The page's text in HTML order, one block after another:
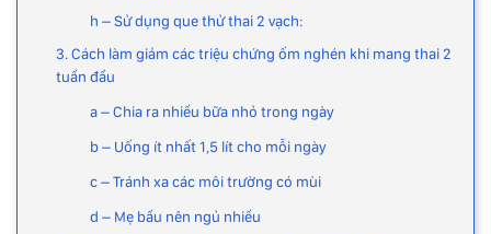
h – Sử dụng que thử thai 2 vạch:
3. Cách làm giảm các triệu chứng ốm nghén khi mang thai 2
tuần đầu
a – Chia ra nhiều bữa nhỏ trong ngày
b – Uống ít nhất 1,5 lít cho mỗi ngày
c – Tránh xa các môi trường có mùi
d – Mẹ bầu nên ngủ nhiều